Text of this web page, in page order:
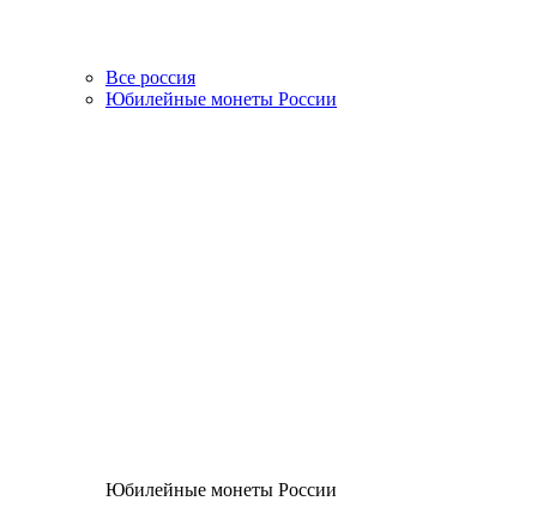
Все россия
Юбилейные монеты России
Юбилейные монеты России